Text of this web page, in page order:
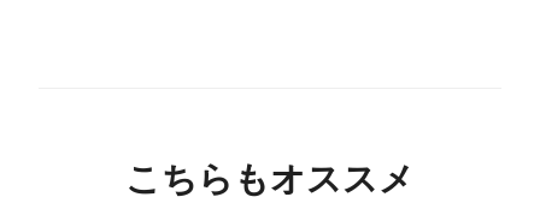
こちらもオススメ